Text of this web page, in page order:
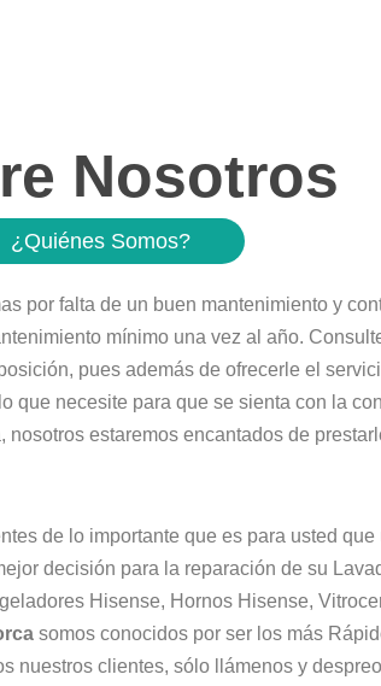
Nosotros
¿Quiénes Somos?
por falta de un buen mantenimiento y
mínimo una vez al año.
pues además de ofrecerle el
que necesite para que se sienta con la
estaremos encantados de
de lo importante que es para usted
decisión para la reparación de su
Hisense, Hornos Hisense,
somos conocidos por ser los más
nuestros clientes, sólo llámenos y